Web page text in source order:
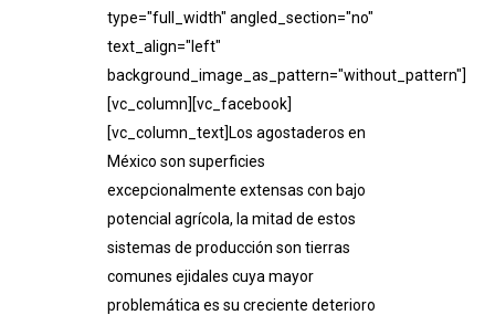
type="full_width" angled_section="no"
text_align="left"
background_image_as_pattern="without_pattern"]
[vc_column][vc_facebook]
[vc_column_text]Los agostaderos en
México son superficies
excepcionalmente extensas con bajo
potencial agrícola, la mitad de estos
sistemas de producción son tierras
comunes ejidales cuya mayor
problemática es su creciente deterioro